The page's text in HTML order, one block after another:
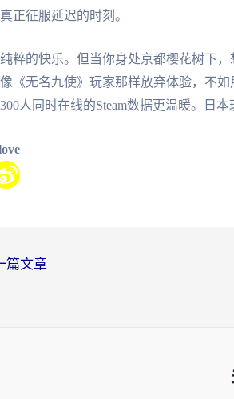
正征服延迟的时刻。
粹的快乐。但当你身处京都樱花树下
《无名九使》玩家那样放弃体验，不
人同时在线的Steam数据更温暖。日
篇文章